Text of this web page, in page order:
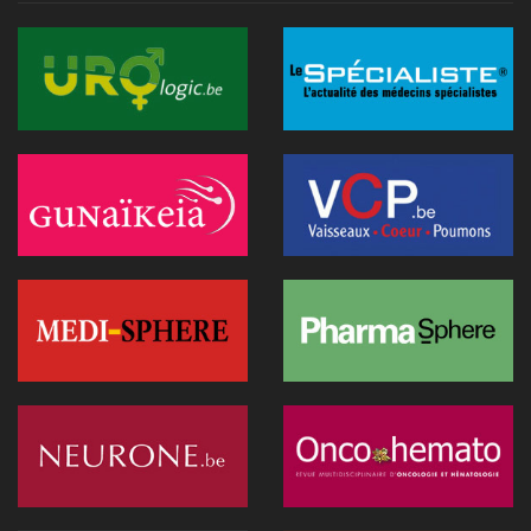
TIM-HF3: l'IA vocale surpasse le suivi pondéral pour
anticiper la décompensation cardiaque
10 juillet 2026 - 12:25
dans la diffusion d'informations
07 juillet 2026 - 20:56
Les Belges restent les plus réticents d'Europe face au
diagnostic médical par l'IA (étude)
réduisant la dose de rayonnement en cathétérisme
06 juillet 2026 - 10:49
L'hôpital d'Ostende teste l'IA en consultation